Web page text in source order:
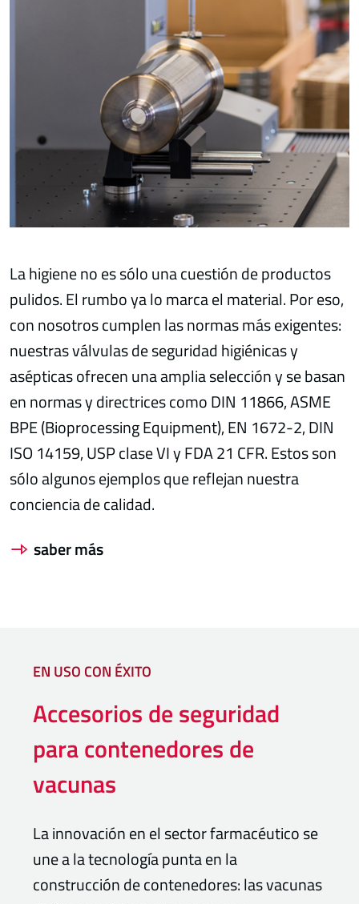
La higiene no es sólo una cuestión de productos
pulidos. El rumbo ya lo marca el material. Por eso,
con nosotros cumplen las normas más exigentes:
nuestras válvulas de seguridad higiénicas y
asépticas ofrecen una amplia selección y se basan
en normas y directrices como DIN 11866, ASME
BPE (Bioprocessing Equipment), EN 1672-2, DIN
ISO 14159, USP clase VI y FDA 21 CFR. Estos son
sólo algunos ejemplos que reflejan nuestra
conciencia de calidad.
saber más
EN USO CON ÉXITO
Accesorios de seguridad
para contenedores de
vacunas
La innovación en el sector farmacéutico se
une a la tecnología punta en la
construcción de contenedores: las vacunas